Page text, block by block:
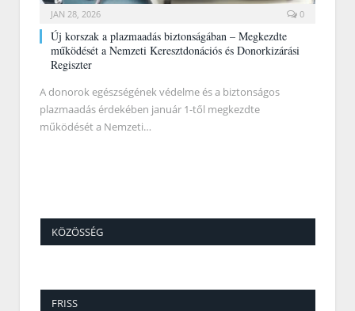
JAN 28, 2026 0
Új korszak a plazmaadás biztonságában – Megkezdte
működését a Nemzeti Keresztdonációs és Donorkizárási
Regiszter
A donorok egészségének védelme és a biztonságos
plazmaadás érdekében január 1-től megkezdte
működését a Nemzeti…
KÖZÖSSÉG
FRISS